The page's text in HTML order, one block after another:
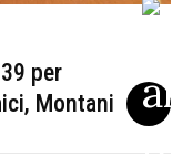
per
Montani